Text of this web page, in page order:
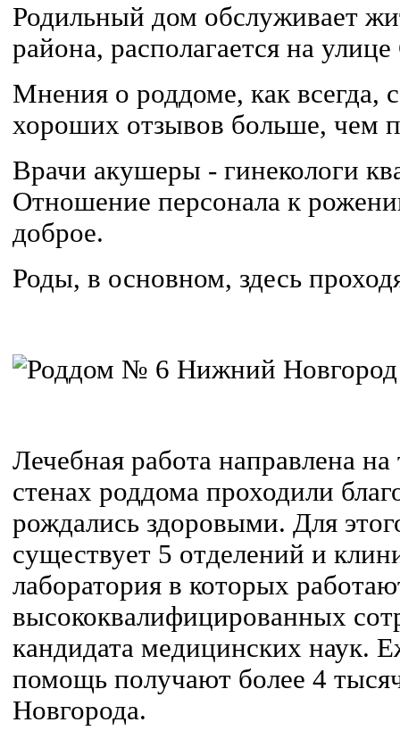
Родильный дом обслуживает
района, располагается на
Мнения о роддоме, как
хороших отзывов больше, чем
Врачи акушеры - гинекологи
Отношение персонала к
доброе.
Роды, в основном, здесь
Лечебная работа направлена
стенах роддома проходили
рождались здоровыми. Для
существует 5 отделений и
лаборатория в которых
высококвалифицированных
кандидата медицинских наук.
помощь получают более 4
Новгорода.